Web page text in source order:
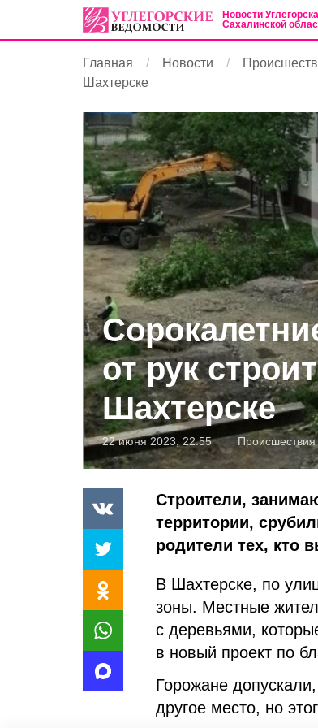
Новости
Сахалинской
Главная Новости
Шахтерске
от рук
Шахтерске
22 июня 2023, 22:55 Происшествия
Строители,
территории,
родители тех, кто
В Шахтерске, по
зоны. Местные
с деревьями,
в новый проект по
Горожане
другое место, но